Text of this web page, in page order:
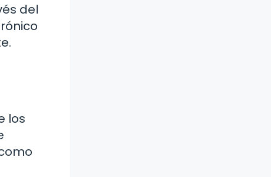
del
los